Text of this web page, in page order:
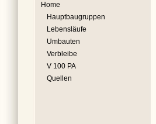
Home
Hauptbaugruppen
Lebensläufe
Umbauten
Verbleibe
V 100 PA
Quellen